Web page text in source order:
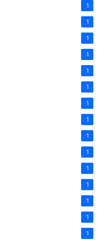
1
1
1
1
1
1
1
1
1
1
1
1
1
1
1